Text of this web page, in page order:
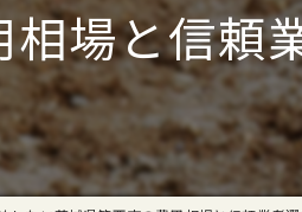
ンス
場
ック
ベーション
場と信頼